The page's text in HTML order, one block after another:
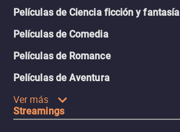
Películas de Ciencia ficción y fantasía
Películas de Comedia
Películas de Romance
Películas de Aventura
Ver más
Streamings